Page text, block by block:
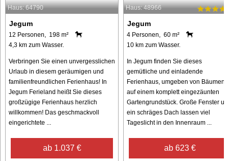
Haus: 64790
Jegum
12 Personen, 198 m²
4,3 km zum Wasser.
Verbringen Sie einen unvergesslichen
Urlaub in diesem geräumigen und
familienfreundlichen Ferienhaus! In
Jegum Ferieland heißt Sie dieses
großzügige Ferienhaus herzlich
willkommen! Das geschmackvoll
eingerichtete ...
ab 1.037 €
Haus: 48966
Jegum
4 Personen, 60 m²
10 km zum Wasser.
In Jegum finden Sie dieses
gemütliche und einladende
Ferienhaus, umgeben von Bäumen
auf einem komplett eingezäunten
Gartengrundstück. Große Fenster
ein schräges Dach lassen viel
Tageslicht in den Innenraum ...
ab 623 €